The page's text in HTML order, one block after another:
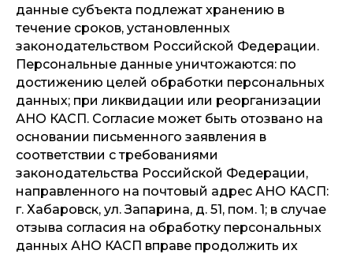
данные субъекта подлежат хранению в
течение сроков, установленных
законодательством Российской Федерации.
Персональные данные уничтожаются: по
достижению целей обработки персональных
данных; при ликвидации или реорганизации
АНО КАСП. Согласие может быть отозвано на
основании письменного заявления в
соответствии с требованиями
законодательства Российской Федерации,
направленного на почтовый адрес АНО КАСП:
г. Хабаровск, ул. Запарина, д. 51, пом. 1; в случае
отзыва согласия на обработку персональных
данных АНО КАСП вправе продолжить их